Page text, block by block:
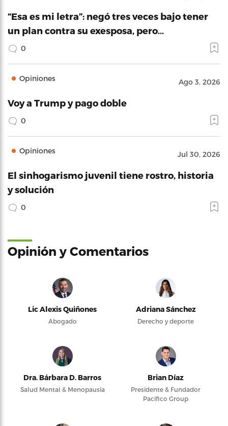
“Esa es mi letra”: negó tres veces bajo tener
un plan contra su exesposa, pero…
0
Opiniones Ago 3, 2026
Voy a Trump y pago doble
0
Opiniones Jul 30, 2026
El sinhogarismo juvenil tiene rostro, historia
y solución
0
Opinión y Comentarios
Lic Alexis Quiñones
Abogado
Adriana Sánchez
Derecho y deporte
Dra. Bárbara D. Barros
Salud Mental & Menopausia
Brian Díaz
Presidente & Fundador
Pacifico Group